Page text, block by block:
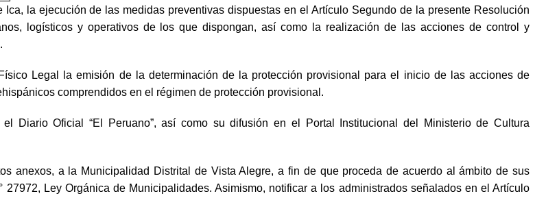
la ejecución de las medidas preventivas dispuestas en el Artículo Segundo de la presente Resolución
logísticos y operativos de los que dispongan, así como la realización de las acciones de control y
Legal la emisión de la determinación de la protección provisional para el inicio de las acciones de
comprendidos en el régimen de protección provisional.
Diario Oficial “El Peruano”, así como su difusión en el Portal Institucional del Ministerio de Cultura
anexos, a la Municipalidad Distrital de Vista Alegre, a fin de que proceda de acuerdo al ámbito de sus
Ley Orgánica de Municipalidades. Asimismo, notificar a los administrados señalados en el Artículo